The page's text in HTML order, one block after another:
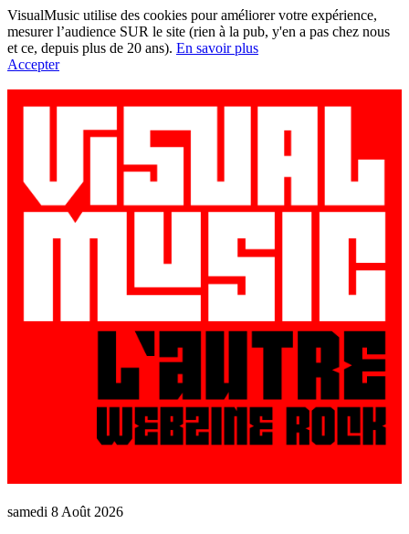
VisualMusic utilise des cookies pour améliorer votre expérience,
mesurer l’audience SUR le site (rien à la pub, y'en a pas chez nous
et ce, depuis plus de 20 ans). En savoir plus
Accepter
samedi 8 Août 2026